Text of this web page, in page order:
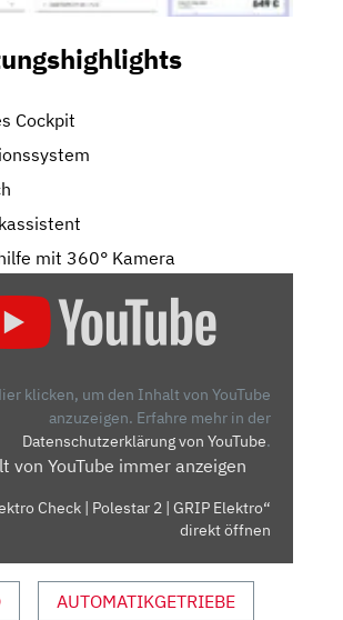
Cockpit
mit 360° Kamera
klicken, um den Inhalt von YouTube
anzuzeigen. Erfahre mehr in der
Datenschutzerklärung von YouTube.
von YouTube immer anzeigen
Check | Polestar 2 | GRIP Elektro“
direkt öffnen
AUTOMATIKGETRIEBE